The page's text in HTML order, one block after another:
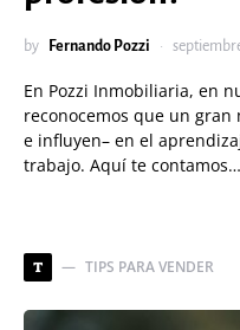
by Fernando Pozzi
En Pozzi Inmobiliaria, en
reconocemos que un
e influyen– en el
trabajo. Aquí te contamos…
T TIPS PARA VENDER